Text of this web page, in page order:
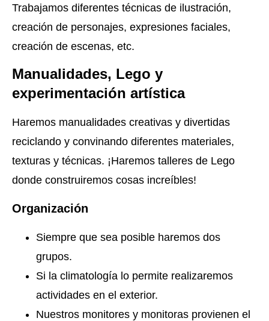
Trabajamos diferentes técnicas de ilustración,
creación de personajes, expresiones faciales,
creación de escenas, etc.
Manualidades, Lego y
experimentación artística
Haremos manualidades creativas y divertidas
reciclando y convinando diferentes materiales,
texturas y técnicas. ¡Haremos talleres de Lego
donde construiremos cosas increíbles!
Organización
Siempre que sea posible haremos dos
grupos.
Si la climatología lo permite realizaremos
actividades en el exterior.
Nuestros monitores y monitoras provienen el